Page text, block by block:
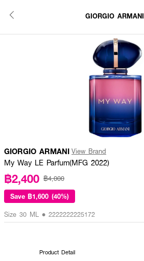
GIORGIO ARMANI
GIORGIO ARMANI View Brand
My Way LE Parfum(MFG 2022)
฿2,400 ฿4,000
Save ฿1,600 (40%)
Size 30 ML • 2222222225172
Product Detail